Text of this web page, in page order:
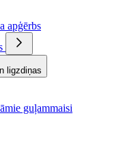
apģērbs
ligzdiņas
guļammaisi